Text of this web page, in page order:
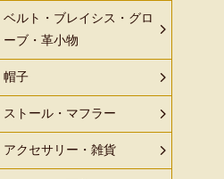
ベルト・ブレイシス・グロ
ーブ・革小物
帽子
ストール・マフラー
アクセサリー・雑貨